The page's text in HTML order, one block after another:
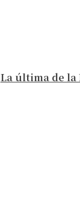
La última de la